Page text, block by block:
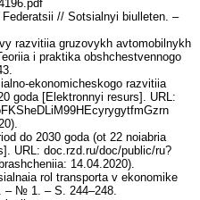
// Sotsialnyi biulleten. –
razvitiia gruzovykh avtomobilnykh
i praktika obshchestvennogo
ekonomicheskogo razvitiia
goda [Elektronnyi resurs]. URL:
do 2030 goda (ot 22 noiabria
URL: doc.rzd.ru/doc/public/ru?
14.04.2020).
rol transporta v ekonomike
– № 1. – S. 244–248.